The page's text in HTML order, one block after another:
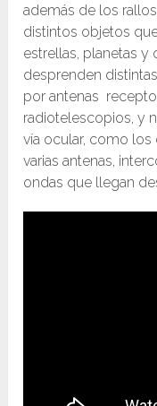
además de los
distintos objetos
estrellas, planetas
desprenden
por antenas
radiotelescopios, y
vía ocular, como
varias antenas,
ondas que llegan